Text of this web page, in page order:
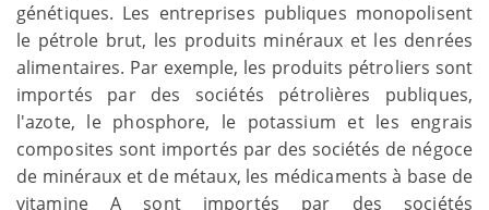
génétiques. Les entreprises publiques monopolisent
le pétrole brut, les produits minéraux et les denrées
alimentaires. Par exemple, les produits pétroliers sont
importés par des sociétés pétrolières publiques,
l'azote, le phosphore, le potassium et les engrais
composites sont importés par des sociétés de négoce
de minéraux et de métaux, les médicaments à base de
vitamine A sont importés par des sociétés